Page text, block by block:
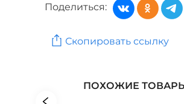
Товары для здоровья: Бренд HOKO
Поделиться:
Скопировать ссылку
ПОХОЖИЕ